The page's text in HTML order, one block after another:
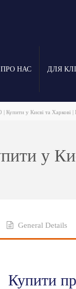
ПРО НАС ДЛЯ
Купити у Києві та Харкові |
у
General Details
Купити